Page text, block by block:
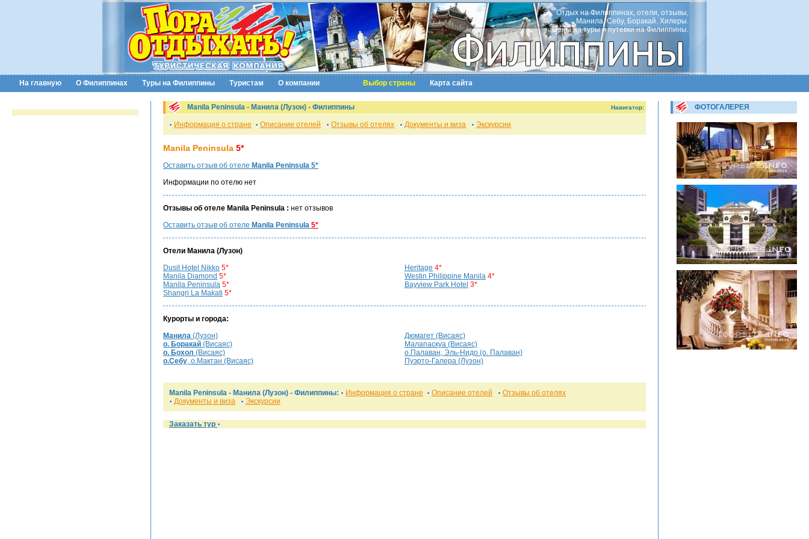
Отдых на Филиппинах, отели, отзывы,
Манила, Себу, Боракай. Хилеры.
Цены на туры и путевки на Филиппины.
На главную О Филиппинах Туры на Филиппины Туристам О компании Выбор страны Карта сайта
Manila Peninsula - Манила (Лузон) - Филиппины Навигатор:
Информация о стране Описание отелей Отзывы об отелях Документы и виза Экскурсии
Manila Peninsula 5*
Оставить отзыв об отеле Manila Peninsula 5*
Информации по отелю нет
Отзывы об отеле Manila Peninsula : нет отзывов
Оставить отзыв об отеле Manila Peninsula 5*
Отели Манила (Лузон)
Dusit Hotel Nikko 5*
Manila Diamond 5*
Manila Peninsula 5*
Shangri La Makati 5*
Heritage 4*
Westin Philippine Manila 4*
Bayview Park Hotel 3*
Курорты и города:
Манила (Лузон)
о. Боракай (Висаяс)
о. Бохол (Висаяс)
о.Себу, о.Мактан (Висаяс)
Дюмагет (Висаяс)
Малапаскуа (Висаяс)
о.Палаван, Эль-Нидо (о. Палаван)
Пуэрто-Галера (Лузон)
Manila Peninsula - Манила (Лузон) - Филиппины: Информация о стране Описание отелей
Отзывы об отелях
Документы и виза
Экскурсии
Заказать тур
ФОТОГАЛЕРЕЯ